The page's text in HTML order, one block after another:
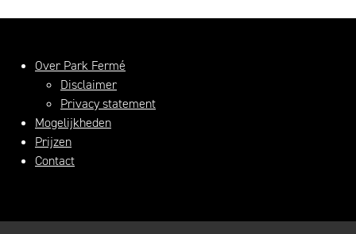
Over Park Fermé
Disclaimer
Privacy statement
Mogelijkheden
Prijzen
Contact